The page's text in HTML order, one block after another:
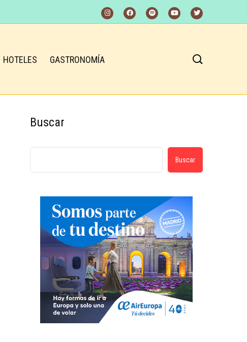
HOTELES GASTRONOMÍA
Buscar
Buscar